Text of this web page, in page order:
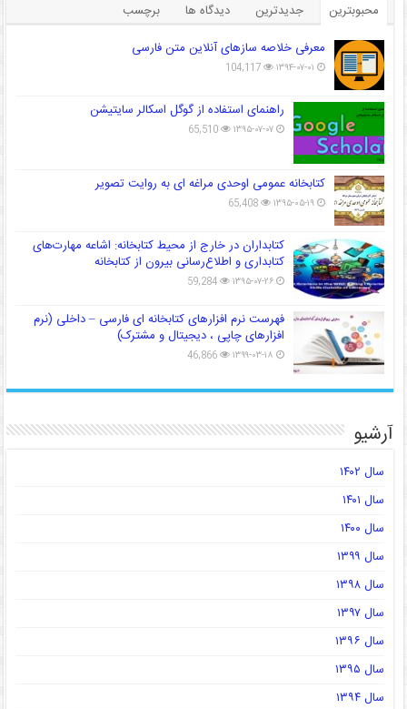
محبوبترین جدیدترین دیدگاه ها
برچسب
معرفی خلاصه سازهای آنلاین متن فارسی
۱۳۹۴-۰۷-۰۱ 104,117
راهنمای استفاده از گوگل اسکالر سایتیشن
۱۳۹۵-۰۷-۰۷ 65,510
کتابخانه عمومی اوحدی مراغه ای به روایت تصویر
۱۳۹۵-۰۵-۱۹ 65,408
کتابداران در خارج از محیط کتابخانه: اشاعه مهارت‌های
کتابداری و اطلاع‌رسانی بیرون از کتابخانه
۱۳۹۵-۰۷-۲۶ 59,284
فهرست نرم افزارهای کتابخانه ای فارسی – داخلی (نرم
افزارهای چاپی ، دیجیتال و مشترک)
۱۳۹۹-۰۳-۱۸ 46,866
آرشیو
سال ۱۴۰۲
سال ۱۴۰۱
سال ۱۴۰۰
سال ۱۳۹۹
سال ۱۳۹۸
سال ۱۳۹۷
سال ۱۳۹۶
سال ۱۳۹۵
سال ۱۳۹۴